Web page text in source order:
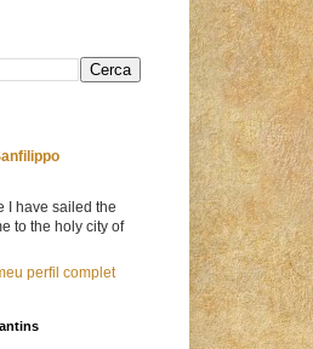
I have sailed the
to the holy city of
perfil complet